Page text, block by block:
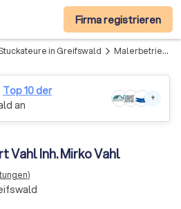
Firma registrieren
in Greifswald arrow_forward_ios Malerbetrieb Norbert Vahl Inh. Mirko Vahl
Top 10 der
an
+
Inh. Mirko Vahl
)